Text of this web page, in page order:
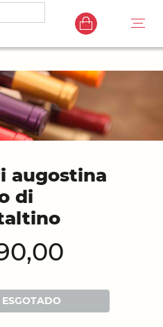
augostina
di
ESGOTADO